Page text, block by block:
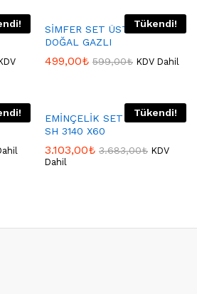
Tükendi!
SİMFER SET ÜSTÜ 3010 –
DOĞAL GAZLI
499,00₺ 599,00₺ KDV Dahil
Tükendi!
EMİNÇELİK SET ÜSTÜ OCAK
SH 3140 X60
3.103,00₺ 3.683,00₺ KDV
Dahil